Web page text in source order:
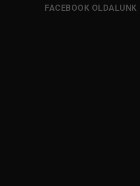
FACEBOOK OLDALUNK